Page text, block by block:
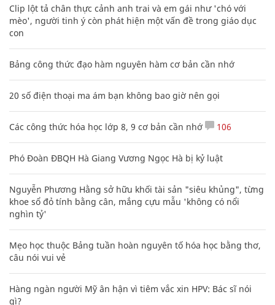
Clip lột tả chân thực cảnh anh trai và em gái như 'chó với
mèo', người tinh ý còn phát hiện một vấn đề trong giáo dục
con
Bảng công thức đạo hàm nguyên hàm cơ bản cần nhớ
20 số điện thoại ma ám bạn không bao giờ nên gọi
Các công thức hóa học lớp 8, 9 cơ bản cần nhớ 106
Phó Đoàn ĐBQH Hà Giang Vương Ngọc Hà bị kỷ luật
Nguyễn Phương Hằng sở hữu khối tài sản "siêu khủng", từng
khoe sổ đỏ tính bằng cân, mắng cựu mẫu 'không có nổi
nghìn tỷ'
Mẹo học thuộc Bảng tuần hoàn nguyên tố hóa học bằng thơ,
câu nói vui vẻ
Hàng ngàn người Mỹ ân hận vì tiêm vắc xin HPV: Bác sĩ nói
gì?